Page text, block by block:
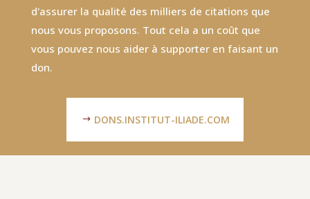
d'assurer la qualité des milliers de citations que
nous vous proposons. Tout cela a un coût que
vous pouvez nous aider à supporter en faisant un
don.
DONS.INSTITUT-ILIADE.COM